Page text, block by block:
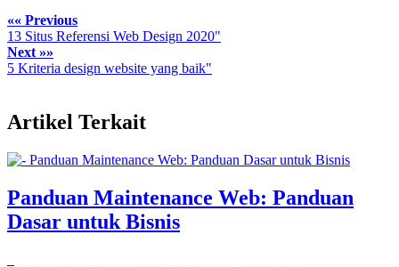
«« Previous
13 Situs Referensi Web Design 2020"
Next »»
5 Kriteria design website yang baik"
Artikel Terkait
Panduan Maintenance Web: Panduan
Dasar untuk Bisnis